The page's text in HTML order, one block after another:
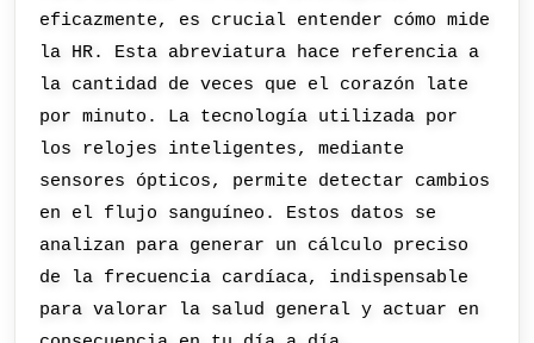
eficazmente, es crucial entender cómo mide
la HR. Esta abreviatura hace referencia a
la cantidad de veces que el corazón late
por minuto. La tecnología utilizada por
los relojes inteligentes, mediante
sensores ópticos, permite detectar cambios
en el flujo sanguíneo. Estos datos se
analizan para generar un cálculo preciso
de la frecuencia cardíaca, indispensable
para valorar la salud general y actuar en